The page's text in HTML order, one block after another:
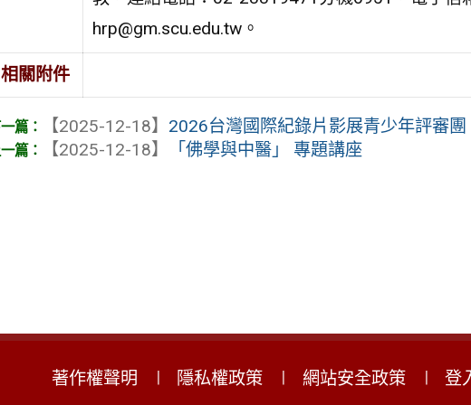
hrp@gm.scu.edu.tw。
相關附件
【2025-12-18】 2026台灣國際紀錄片影展青少年評審團
【2025-12-18】
「佛學與中醫」 專題講座
著作權聲明 隱私權政策 網站安全政策
登